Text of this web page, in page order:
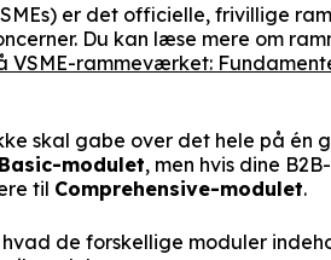
SMEs) er det officielle, frivillige
Du kan læse mere om
VSME-rammeværket:
skal gabe over det hele på én
Basic-modulet, men hvis dine
til Comprehensive-modulet.
de forskellige moduler